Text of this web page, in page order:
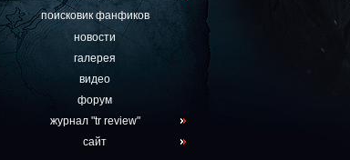
поисковик фанфиков
новости
галерея
видео
форум
журнал "tr review"
сайт